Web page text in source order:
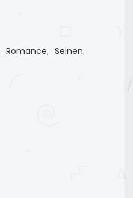
Romance, Seinen,